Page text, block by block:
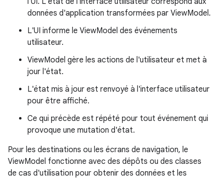
données d'application transformées par ViewModel.
L'UI informe le ViewModel des événements
utilisateur.
ViewModel gère les actions de l'utilisateur et met à
jour l'état.
L'état mis à jour est renvoyé à l'interface utilisateur
pour être affiché.
Ce qui précède est répété pour tout événement qui
provoque une mutation d'état.
Pour les destinations ou les écrans de navigation, le
ViewModel fonctionne avec des dépôts ou des classes
de cas d'utilisation pour obtenir des données et les